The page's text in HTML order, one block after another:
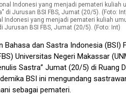
Indonesi yang menjadi pemateri kuliah
Jurusan BSI FBS, Jumat (20/5). (Foto: Int)
Bahasa dan Sastra Indonesia (BSI)
Universitas Negeri Makassar
Sastra” Jumat (20/5) di Ruang
BSI ini mengundang
sebagai pemateri.